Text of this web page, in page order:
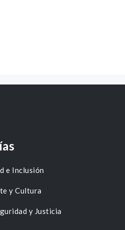
e Inclusión
y Cultura
y Justicia